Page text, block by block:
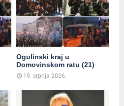
Ogulinski kraj u
Domovinskom ratu (21)
19. srpnja 2026.